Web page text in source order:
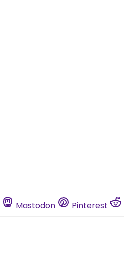
Mastodon Pinterest